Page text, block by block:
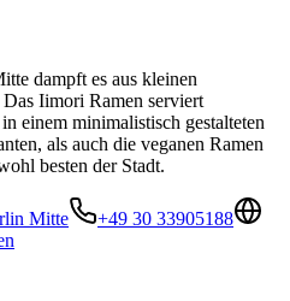
dampft es aus kleinen
Das Iimori Ramen serviert
einem minimalistisch gestalteten
als auch die veganen Ramen
besten der Stadt.
Mitte
+49 30 33905188